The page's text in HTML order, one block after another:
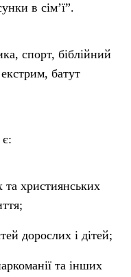
в сім’ї”.
спорт, біблійний
батут
та християнських
дорослих і дітей;
та інших